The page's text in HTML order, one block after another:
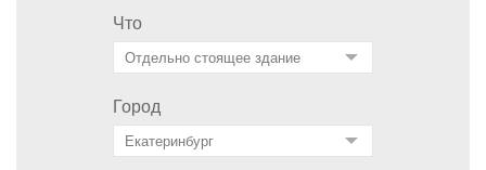
Что
Город